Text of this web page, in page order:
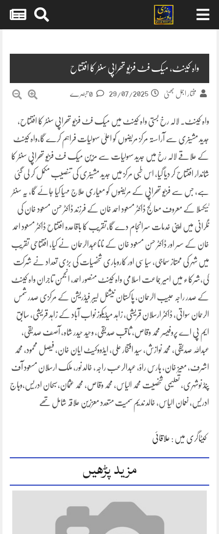
واہ کینٹ، میک فٹ فزیو تھراپی سنٹر کا افتتاح
مختار اجمل بھٹی 29/07/2025
واہ کینٹ۔ لالہ رخ بستی واہ کینٹ میں میک فٹ فزیو تھراپی سنٹر کا افتتاح،
جدید مشینری سے آراستہ مرکز مریضوں کو اعلیٰ سہولیات فراہم کرے گا,واہ کینٹ
کے علاقے لالہ رخ میں جدید سہولیات سے مزین میک فٹ فزیو تھراپی سنٹر کا
شاندار افتتاح کر دیا گیا، اس طبی مرکز میں جدید مشینری کی تنصیب مکمل کر لی گئی
ہے، جس سے فزیو تھراپی کے مریضوں کو معیاری علاج مہیا کیا جائے گا، یہ سنٹر
ٹیکسلا کے معروف معالج ڈاکٹر مسعود احمد خان کے فرزند ڈاکٹر حسن مسعود خان کی
نگرانی میں اپنی خدمات سرانجام دے گا،تقریب کا باقاعدہ افتتاح ڈاکٹر مسعود احمد
خان کے سسر اور ڈاکٹر حسن مسعود خان کے ناناعبدالرحمان نے کیا، افتتاحی تقریب
میں شہر کی ممتاز سماجی، سیاسی اور کاروباری شخصیات کی بڑی تعداد نے شرکت
کی،شرکاء میں امیر جماعت اسلامی واہ کینٹ منصور احمد، انجمن تاجران واہ کینٹ
کے صدر راجہ حبیب الرحمان، پاکستان نیشنل لیبر فیڈریشن کے مرکزی صدر شمس
الرحمان سواتی، ڈاکٹر ارسلان قریشی، زاہد میڈیکوز نواب آباد کے زاہد قریشی، سابق
ایم پی اے پروفیسر محمد وقاص، ثاقب صدیقی، وحید حیدر شاہ، آصف صدیقی،
عبداللہ صدیقی، محمد نوازش، سید افتخار علی، ایڈووکیٹ ایان خان، فیصل محمود، محمد
اشرف، معیز خان، ہارس راؤ، عبدالرعب راجہ، خالد نور، ملک ارسلان مسعود آف
پنڈ نوشہری، تعلیمی شخصیت محمد الیاس، محمد وقاص، محمد عثمان،سبحان ادریس،وہاج
ادریس، نعمان الیاس، خالد ندیم سمیت متعدد معززین علاقہ شامل تھے
کیٹاگری میں : علاقائی
مزید پڑھیں